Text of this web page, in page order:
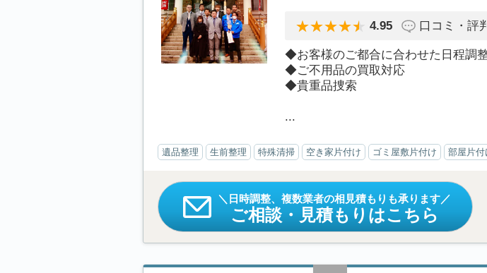
4.95 口コミ・評
◆お客様のご都合に合わせた日程調
◆ご不用品の買取対応
◆貴重品捜索
...
遺品整理 生前整理 特殊清掃 空き家片付け ゴミ屋敷片付け 部屋片付
日時調整、複数業者の相見積もりも承ります
ご相談・見積もりはこちら